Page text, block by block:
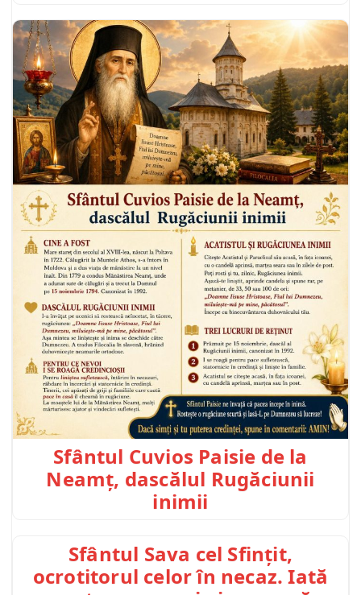
Sfântul Cuvios Paisie de la
Neamț, dascălul Rugăciunii
inimii
Sfântul Sava cel Sfințit,
ocrotitorul celor în necaz. Iată